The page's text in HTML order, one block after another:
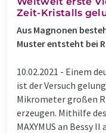
Zeit-Kristalls
Aus Magnonen
Muster entsteht bei
10.02.2021 - Einem
ist der Versuch
Mikrometer großen
erzeugen. Mithilfe
MAXYMUS an Bessy